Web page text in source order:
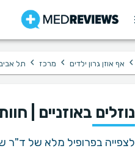
› אף אוזן גרון ילדים › מרכז › תל אביב
נוזלים באוזניים |
לצפייה בפרופיל מלא של ד"ר